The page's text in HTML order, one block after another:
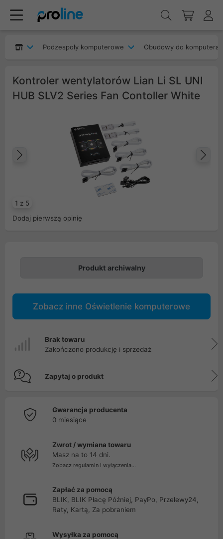
Podzespoły komputerowe Obudowy do komputera
Kontroler wentylatorów Lian Li SL UNI
HUB SLV2 Series Fan Contoller White
1 z 5
Poprzedni
Dodaj pierwszą opinię
Produkt archiwalny
Zobacz inne Oświetlenie komputerowe
Brak towaru
Zakończono produkcję i sprzedaż
Zapytaj o produkt
Gwarancja producenta
0 miesiące
Zwrot / wymiana towaru
Masz na to 14 dni.
Zobacz regulamin i wyłączenia...
Zapłać za pomocą
BLIK, BLIK Płacę Później, PayPo, Przelewy24,
Raty, Kartą, Za pobraniem
Wysyłka za pomocą